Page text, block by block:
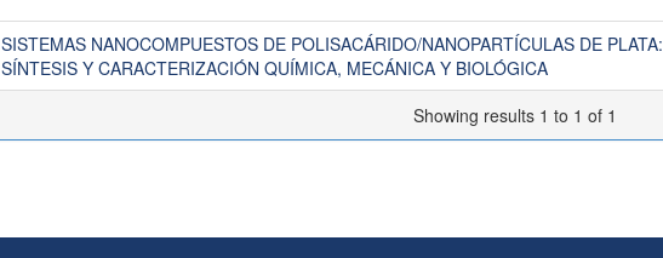
SISTEMAS NANOCOMPUESTOS DE POLISACÁRIDO/NANOPARTÍCULAS DE PLATA:
SÍNTESIS Y CARACTERIZACIÓN QUÍMICA, MECÁNICA Y BIOLÓGICA
Showing results 1 to 1 of 1